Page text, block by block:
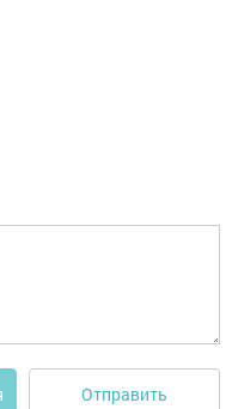
Отправить